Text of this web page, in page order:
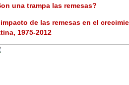
una trampa las remesas?
impacto de las remesas en el
1975-2012